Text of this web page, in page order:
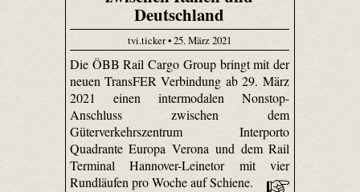
Deutschland
tvi.ticker • 25. März 2021
Die ÖBB Rail Cargo Group bringt mit der
neuen TransFER Verbindung ab 29. März
2021 einen intermodalen Nonstop-
Anschluss zwischen dem
Güterverkehrszentrum Interporto
Quadrante Europa Verona und dem Rail
Terminal Hannover-Leinetor mit vier
Rundläufen pro Woche auf Schiene.